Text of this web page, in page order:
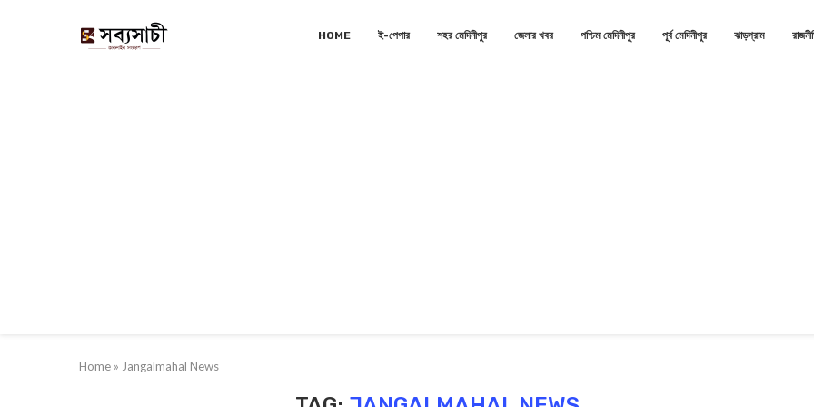
HOME ই-পেপার শহর মেদিনীপুর জেলার খবর পশ্চিম মেদিনীপুর পূর্ব মেদিনীপুর ঝাড়গ্রাম
Home » Jangalmahal News